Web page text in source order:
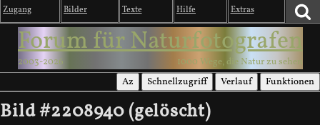
Zugang Bilder Texte Hilfe Extras
Forum für Naturfotografen
2003-2026 1000 Wege, die Natur zu sehen
Az Schnellzugriff Verlauf Funktionen
Bild #2208940 (gelöscht)